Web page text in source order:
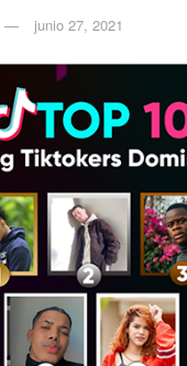
junio 27, 2021